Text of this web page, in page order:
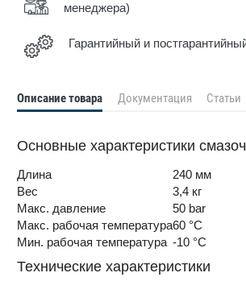
менеджера)
Гарантийный и
Описание товара Документация Статьи
Основные характеристики
Длина
240 мм
Вес
3,4 кг
Макс. давление
50 bar
Макс. рабочая температура60 °C
Мин. рабочая температура -10 °C
Технические характеристики